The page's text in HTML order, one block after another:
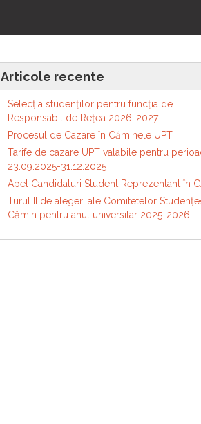
Articole recente
Selecția studenților pentru funcția de
Responsabil de Reţea 2026-2027
Procesul de Cazare în Căminele UPT
Tarife de cazare UPT valabile pentru
23.09.2025-31.12.2025
Apel Candidaturi Student Reprezentant în
Turul II de alegeri ale Comitetelor
Cămin pentru anul universitar 2025-2026